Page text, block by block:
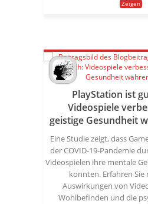
Zeigen
PlayStation ist
Videospiele
geistige Gesundheit
Eine Studie zeigt, dass
der COVID-19-Pandemie
Videospielen ihre mentale
konnten. Erfahren Sie
Auswirkungen von
Wohlbefinden und die